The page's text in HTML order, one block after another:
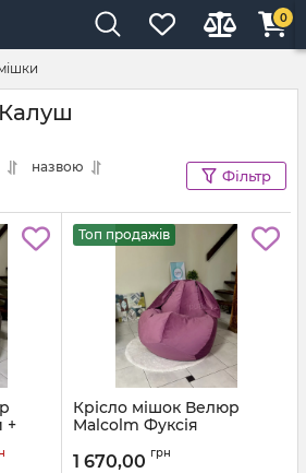
0
назвою
Фільтр
+
Топ продажів
Крісло мішок Велюр
Malcolm Фуксія
1 670,00 грн